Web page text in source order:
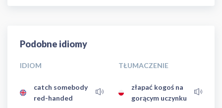
Podobne idiomy
IDIOM TŁUMACZENIE
catch somebody
red-handed
złapać kogoś na
gorącym uczynku